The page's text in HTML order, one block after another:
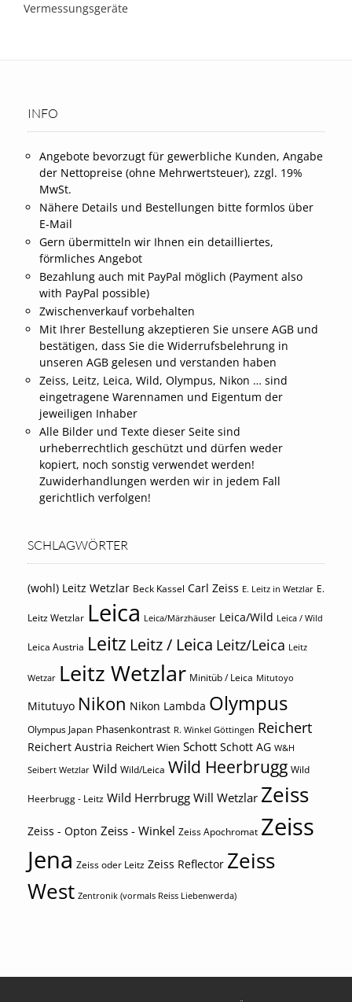
Vermessungsgeräte
INFO
Angebote bevorzugt für gewerbliche Kunden, Angabe
der Nettopreise (ohne Mehrwertsteuer), zzgl. 19%
MwSt.
Nähere Details und Bestellungen bitte formlos über
E-Mail
Gern übermitteln wir Ihnen ein detailliertes,
förmliches Angebot
Bezahlung auch mit PayPal möglich (Payment also
with PayPal possible)
Zwischenverkauf vorbehalten
Mit Ihrer Bestellung akzeptieren Sie unsere AGB und
bestätigen, dass Sie die Widerrufsbelehrung in
unseren AGB gelesen und verstanden haben
Zeiss, Leitz, Leica, Wild, Olympus, Nikon … sind
eingetragene Warennamen und Eigentum der
jeweiligen Inhaber
Alle Bilder und Texte dieser Seite sind
urheberrechtlich geschützt und dürfen weder
kopiert, noch sonstig verwendet werden!
Zuwiderhandlungen werden wir in jedem Fall
gerichtlich verfolgen!
SCHLAGWÖRTER
(wohl) Leitz Wetzlar Beck Kassel Carl Zeiss E. Leitz in Wetzlar E.
Leitz Wetzlar Leica Leica/Märzhäuser Leica/Wild Leica / Wild
Leica Austria Leitz Leitz / Leica Leitz/Leica Leitz
Wetzar Leitz Wetzlar Minitüb / Leica Mitutoyo
Mitutuyo Nikon Nikon Lambda Olympus
Olympus Japan Phasenkontrast R. Winkel Göttingen Reichert
Reichert Austria Reichert Wien Schott Schott AG W&H
Seibert Wetzlar Wild Wild/Leica Wild Heerbrugg Wild
Heerbrugg - Leitz Wild Herrbrugg Will Wetzlar Zeiss
Zeiss - Opton Zeiss - Winkel Zeiss Apochromat Zeiss
Jena Zeiss oder Leitz Zeiss Reflector Zeiss
West Zentronik (vormals Reiss Liebenwerda)